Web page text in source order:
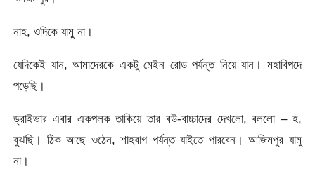
নাহ, ওদিকে যামু না।
যেদিকেই যান, আমাদেরকে একটু মেইন রোড পর্যন্ত নিয়ে যান। মহাবিপদে
পড়েছি।
ড্রাইভার এবার একপলক তাকিয়ে তার বউ-বাচ্চাদের দেখলো, বললো – হ,
বুঝছি। ঠিক আছে ওঠেন, শাহবাগ পর্যন্ত যাইতে পারবেন। আজিমপুর যামু
না।